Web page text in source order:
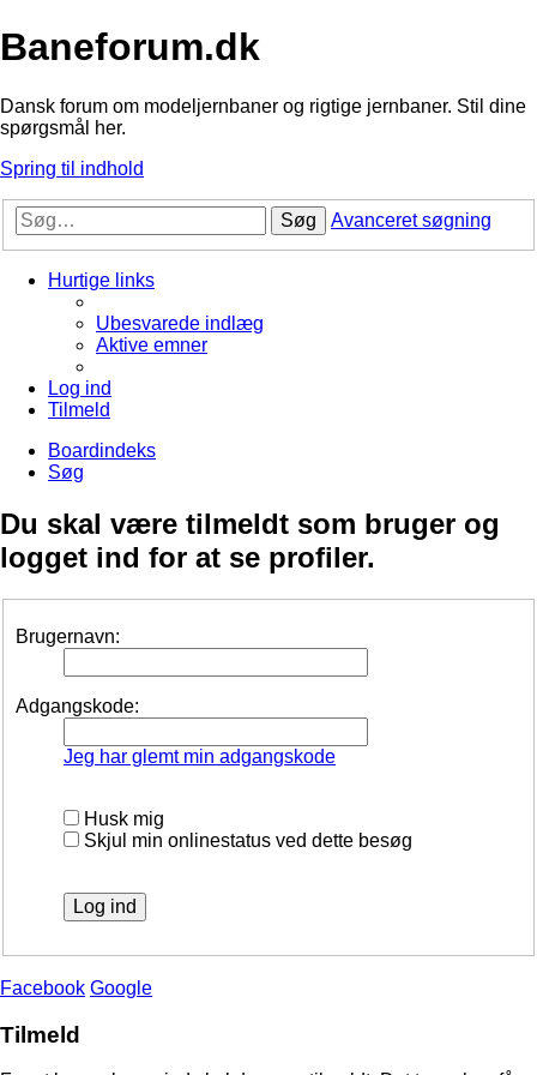
Baneforum.dk
Dansk forum om modeljernbaner og rigtige jernbaner. Stil dine
spørgsmål her.
Spring til indhold
Søg Avanceret søgning
Hurtige links
Ubesvarede indlæg
Aktive emner
Log ind
Tilmeld
Boardindeks
Søg
Du skal være tilmeldt som bruger og
logget ind for at se profiler.
Brugernavn:
Adgangskode:
Jeg har glemt min adgangskode
Husk mig
Skjul min onlinestatus ved dette besøg
Facebook Google
Tilmeld